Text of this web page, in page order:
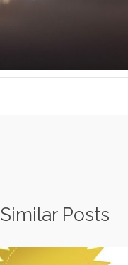
Similar Posts